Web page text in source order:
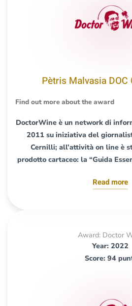
Pètris Malvasia
Find out more about the award
DoctorWine è un network di
2011 su iniziativa del
Cernilli; all’attività on line è
prodotto cartaceo: la “Guida
Read more
Award: Doctor
Year: 2022
Score: 94